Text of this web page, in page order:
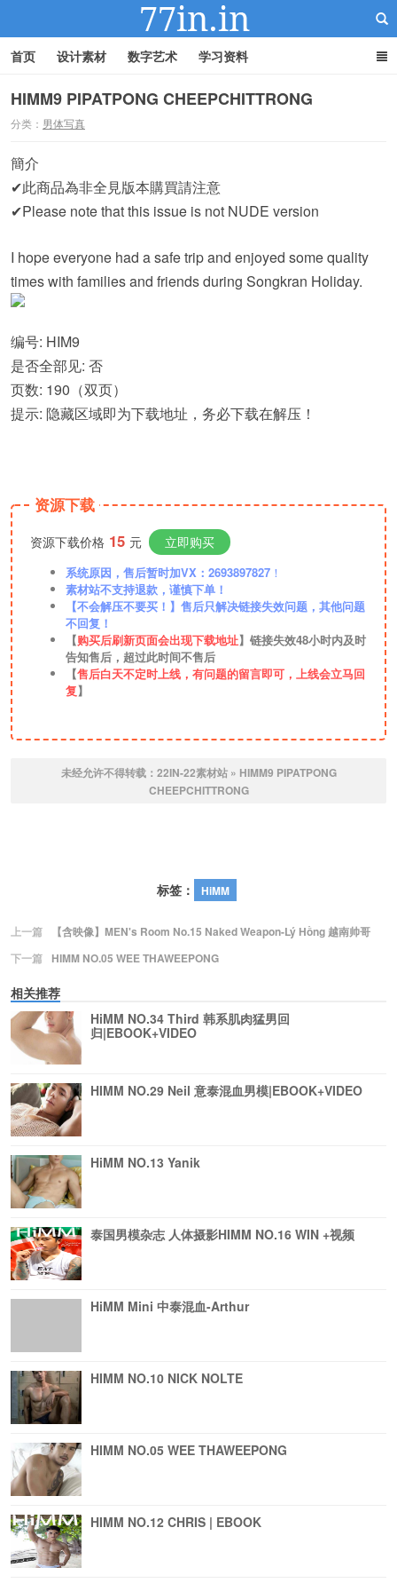
首页 设计素材 数字艺术 学习资料
HIMM9 PIPATPONG CHEEPCHITTRONG
分类： 男体写真
簡介
✔此商品為非全見版本購買請注意
✔Please note that this issue is not NUDE version
I hope everyone had a safe trip and enjoyed some quality
times with families and friends during Songkran Holiday.
编号: HIM9
是否全部见: 否
页数: 190（双页）
提示: 隐藏区域即为下载地址，务必下载在解压！
资源下载
资源下载价格 15 元 立即购买
系统原因，售后暂时加VX：2693897827 ！
素材站不支持退款，谨慎下单！
【不会解压不要买！】售后只解决链接失效问题，其他问题
不回复！
【购买后刷新页面会出现下载地址】链接失效48小时内及时
告知售后，超过此时间不售后
【售后白天不定时上线，有问题的留言即可，上线会立马回
复】
未经允许不得转载： 22IN-22素材站» HIMM9 PIPATPONG
CHEEPCHITTRONG
标签： HiMM
上一篇
【含映像】MEN's Room No.15 Naked Weapon-Lý Hồng 越南帅哥
下一篇
HIMM NO.05 WEE THAWEEPONG
相关推荐
HiMM NO.34 Third 韩系肌肉猛男回
归|EBOOK+VIDEO
HIMM NO.29 Neil 意泰混血男模|EBOOK+VIDEO
HiMM NO.13 Yanik
泰国男模杂志 人体摄影HIMM NO.16 WIN +视频
HiMM Mini 中泰混血-Arthur
HIMM NO.10 NICK NOLTE
HIMM NO.05 WEE THAWEEPONG
HIMM NO.12 CHRIS | EBOOK